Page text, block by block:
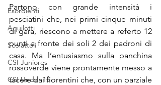
Esordienti
Aquilotti
Scoiattoli
CSI Juniores
CSI Under 13
Partono con grande intensità i
pesciatini che, nei primi cinque minuti
di gara, riescono a mettere a referto 12
punti a fronte dei soli 2 dei padroni di
casa. Ma l’entusiasmo sulla panchina
rossoverde viene prontamente messo a
tacere dai fiorentini che, con un parziale